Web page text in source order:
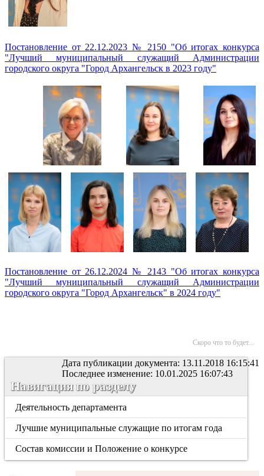
Постановление от 22.12.2023 № 2150 "Об итогах конкурса
"Лучший муниципальный служащий Администрации
городского округа "Город Архангельск в 2023 году"
Постановление от 26.12.2024 № 2143 "Об итогах конкурса
"Лучший муниципальный служащий Администрации
городского округа "Город Архангельск" в 2024 году"
Скоро что то будет...
Дата публикации документа: 13.11.2018 16:15:41
Последнее изменение: 10.01.2025 16:07:43
Навигация по разделу
Деятельность департамента
Лучшие муниципальные служащие по итогам года
Состав комиссии и Положение о конкурсе